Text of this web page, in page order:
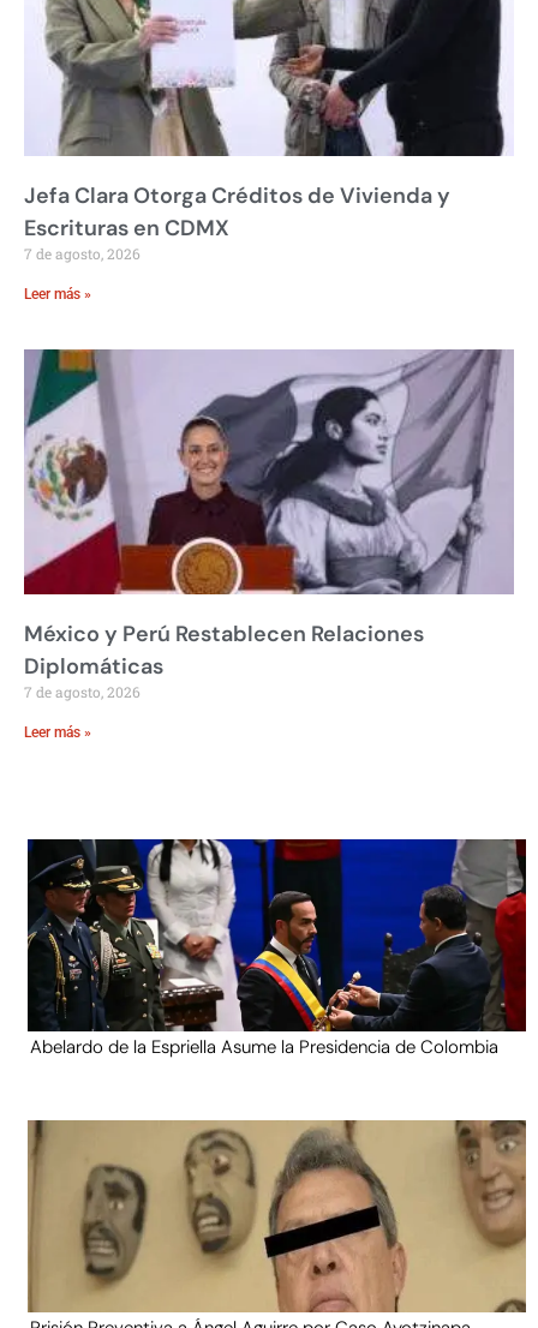
Jefa Clara Otorga Créditos de Vivienda y
Escrituras en CDMX
7 de agosto, 2026
Leer más »
México y Perú Restablecen Relaciones
Diplomáticas
7 de agosto, 2026
Leer más »
Abelardo de la Espriella Asume la Presidencia de Colombia